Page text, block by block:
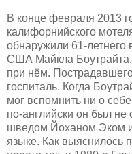
В конце февраля 2013
калифорнийского
обнаружили 61-летнего
США Майкла Боутрайта,
при нём.
госпиталь. Когда
мог вспомнить ни о
по-английски он был не
шведом Йоханом Эком
языке. Как выяснилось